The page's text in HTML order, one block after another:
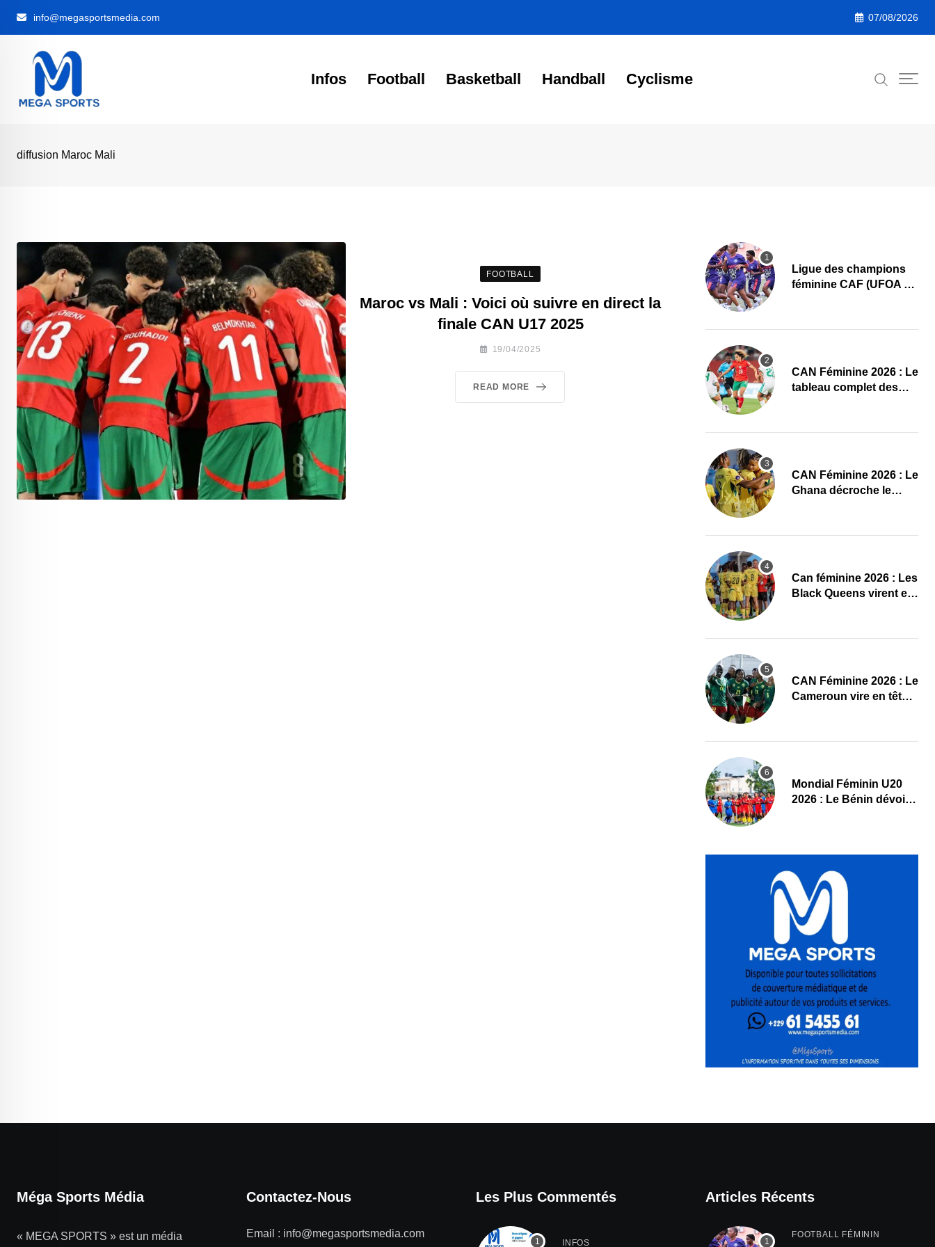
info@megasportsmedia.com 07/08/2026
Infos Football Basketball Handball Cyclisme
diffusion Maroc Mali
FOOTBALL
Maroc vs Mali : Voici où suivre en direct la
finale CAN U17 2025
19/04/2025
READ MORE
Ligue des champions
féminine CAF (UFOA A)
en Gambie
CAN Féminine 2026 : Le
tableau complet des
CAN Féminine 2026 : Le
Ghana décroche le
bien
‎Can féminine 2026 : Les
Black Queens virent en
CAN Féminine 2026 : Le
Cameroun vire en tête
Mondial Féminin U20
2026 : Le Bénin dévoile
Méga Sports Média
« MEGA SPORTS » est un média
Contactez-Nous
Email : info@megasportsmedia.com
Les Plus Commentés
INFOS
Articles Récents
FOOTBALL FÉMININ